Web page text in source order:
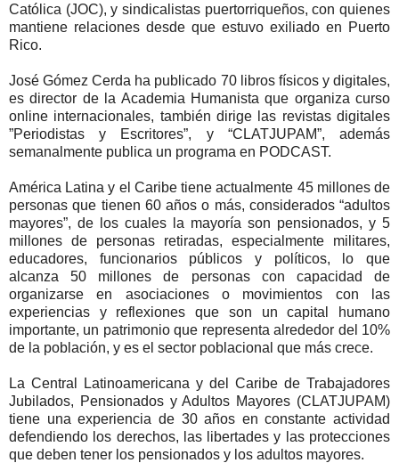
Católica (JOC), y sindicalistas puertorriqueños, con quienes
mantiene relaciones desde que estuvo exiliado en Puerto
Rico.
José Gómez Cerda ha publicado 70 libros físicos y digitales,
es director de la Academia Humanista que organiza curso
online internacionales, también dirige las revistas digitales
”Periodistas y Escritores”, y “CLATJUPAM”, además
semanalmente publica un programa en PODCAST.
América Latina y el Caribe tiene actualmente 45 millones de
personas que tienen 60 años o más, considerados “adultos
mayores”, de los cuales la mayoría son pensionados, y 5
millones de personas retiradas, especialmente militares,
educadores, funcionarios públicos y políticos, lo que
alcanza 50 millones de personas con capacidad de
organizarse en asociaciones o movimientos con las
experiencias y reflexiones que son un capital humano
importante, un patrimonio que representa alrededor del 10%
de la población, y es el sector poblacional que más crece.
La Central Latinoamericana y del Caribe de Trabajadores
Jubilados, Pensionados y Adultos Mayores (CLATJUPAM)
tiene una experiencia de 30 años en constante actividad
defendiendo los derechos, las libertades y las protecciones
que deben tener los pensionados y los adultos mayores.